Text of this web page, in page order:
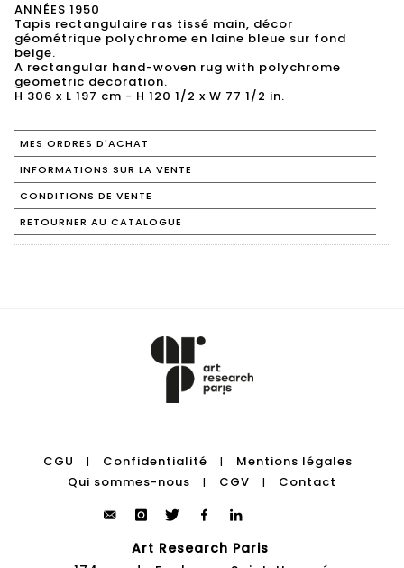
ANNÉES 1950
Tapis rectangulaire ras tissé main, décor
géométrique polychrome en laine bleue sur fond
beige.
A rectangular hand-woven rug with polychrome
geometric decoration.
H 306 x L 197 cm - H 120 1/2 x W 77 1/2 in.
MES ORDRES D'ACHAT
INFORMATIONS SUR LA VENTE
CONDITIONS DE VENTE
RETOURNER AU CATALOGUE
CGU | Confidentialité |
Mentions légales
Qui sommes-nous
| CGV | Contact
Art Research Paris